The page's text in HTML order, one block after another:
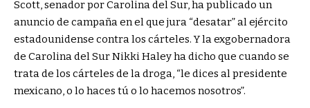
Scott, senador por Carolina del Sur, ha publicado un
anuncio de campaña en el que jura “desatar” al ejército
estadounidense contra los cárteles. Y la exgobernadora
de Carolina del Sur Nikki Haley ha dicho que cuando se
trata de los cárteles de la droga, “le dices al presidente
mexicano, o lo haces tú o lo hacemos nosotros”.